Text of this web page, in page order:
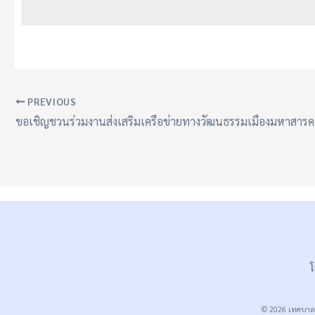
PREVIOUS
© 2026 เทศบาล